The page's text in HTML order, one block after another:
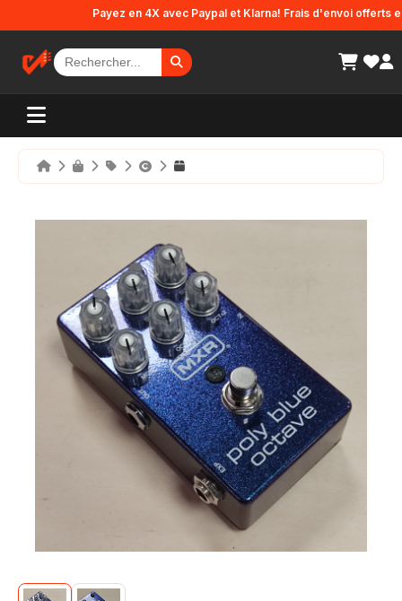
Payez en 4X avec Paypal et Klarna! Frais d'envoi offerts en
Panneau de gestion des cookies